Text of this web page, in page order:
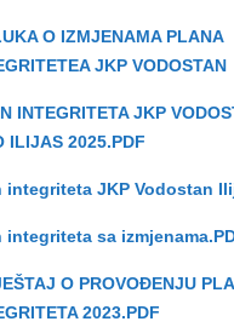
IV
KVARTA
12
MJESECI
I
KVARTA
L
1
O IZMJENAMA PLANA
JKP VODOSTAN
INTEGRITETA JKP
ILIJAS 2025.PDF
integriteta JKP Vodostan
integriteta sa
O PROVOĐENJU
2023.PDF